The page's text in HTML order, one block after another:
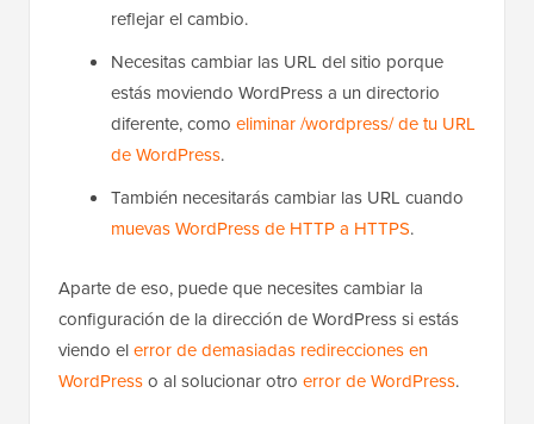
reflejar el cambio.
Necesitas cambiar las URL del sitio porque
estás moviendo WordPress a un directorio
diferente, como eliminar /wordpress/ de tu URL
de WordPress.
También necesitarás cambiar las URL cuando
muevas WordPress de HTTP a HTTPS.
Aparte de eso, puede que necesites cambiar la
configuración de la dirección de WordPress si estás
viendo elerror de demasiadas redirecciones en
WordPresso al solucionar otro error de WordPress.